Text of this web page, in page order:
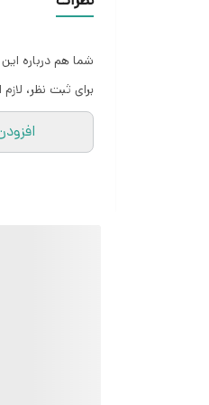
شما هم درباره
برای ثبت نظر،